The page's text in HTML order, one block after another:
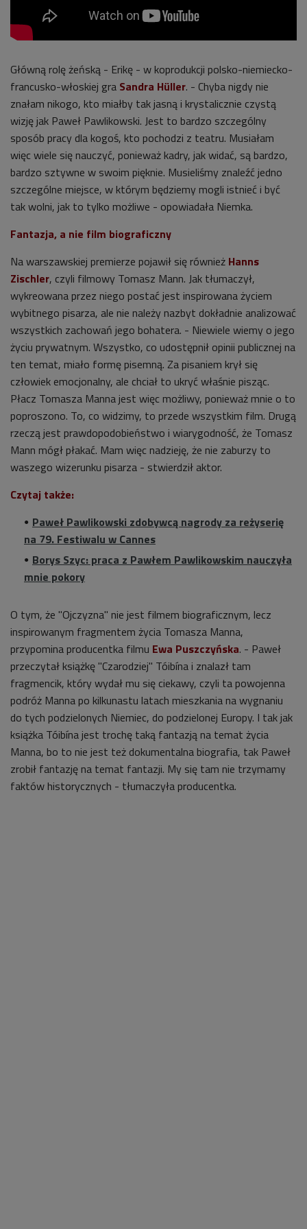
Główną rolę żeńską - Erikę - w koprodukcji polsko-niemiecko-
francusko-włoskiej gra Sandra Hüller. - Chyba nigdy nie
znałam nikogo, kto miałby tak jasną i krystalicznie czystą
wizję jak Paweł Pawlikowski. Jest to bardzo szczególny
sposób pracy dla kogoś, kto pochodzi z teatru. Musiałam
więc wiele się nauczyć, ponieważ kadry, jak widać, są bardzo,
bardzo sztywne w swoim pięknie. Musieliśmy znaleźć jedno
szczególne miejsce, w którym będziemy mogli istnieć i być
tak wolni, jak to tylko możliwe - opowiadała Niemka.
Fantazja, a nie film biograficzny
Na warszawskiej premierze pojawił się również Hanns
Zischler, czyli filmowy Tomasz Mann. Jak tłumaczył,
wykreowana przez niego postać jest inspirowana życiem
wybitnego pisarza, ale nie należy nazbyt dokładnie analizować
wszystkich zachowań jego bohatera. - Niewiele wiemy o jego
życiu prywatnym. Wszystko, co udostępnił opinii publicznej na
ten temat, miało formę pisemną. Za pisaniem krył się
człowiek emocjonalny, ale chciał to ukryć właśnie pisząc.
Płacz Tomasza Manna jest więc możliwy, ponieważ mnie o to
poproszono. To, co widzimy, to przede wszystkim film. Drugą
rzeczą jest prawdopodobieństwo i wiarygodność, że Tomasz
Mann mógł płakać. Mam więc nadzieję, że nie zaburzy to
waszego wizerunku pisarza - stwierdził aktor.
Czytaj także:
Paweł Pawlikowski zdobywcą nagrody za reżyserię
na 79. Festiwalu w Cannes
Borys Szyc: praca z Pawłem Pawlikowskim nauczyła
mnie pokory
O tym, że "Ojczyzna" nie jest filmem biograficznym, lecz
inspirowanym fragmentem życia Tomasza Manna,
przypomina producentka filmu Ewa Puszczyńska. - Paweł
przeczytał książkę "Czarodziej" Tóibína i znalazł tam
fragmencik, który wydał mu się ciekawy, czyli ta powojenna
podróż Manna po kilkunastu latach mieszkania na wygnaniu
do tych podzielonych Niemiec, do podzielonej Europy. I tak jak
książka Tóibína jest trochę taką fantazją na temat życia
Manna, bo to nie jest też dokumentalna biografia, tak Paweł
zrobił fantazję na temat fantazji. My się tam nie trzymamy
faktów historycznych - tłumaczyła producentka.